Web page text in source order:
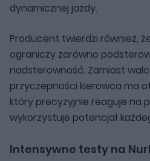
dynamicznej jazdy.
Producent twierdzi również,
ograniczy zarówno
nadsterowność. Zamiast
przyczepności kierowca ma
który precyzyjnie reaguje na
wykorzystuje potencjał
Intensywne testy na